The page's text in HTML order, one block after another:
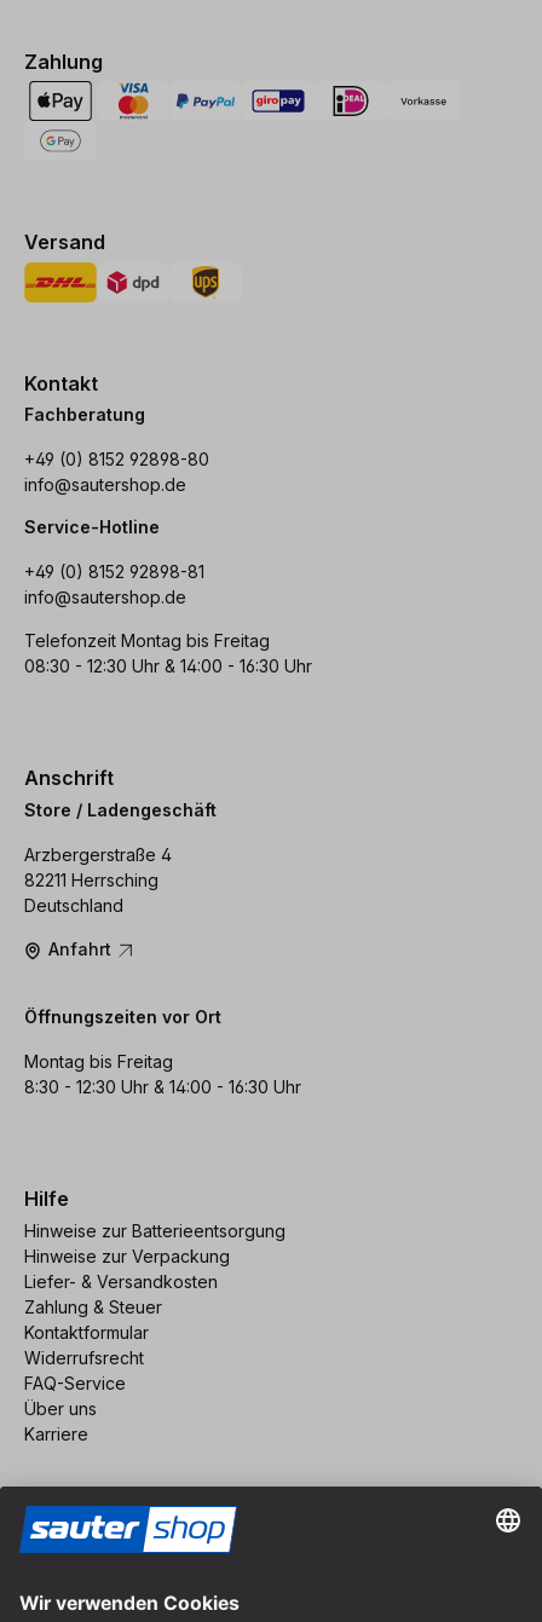
Zahlung
Versand
Kontakt
Fachberatung
+49 (0) 8152 92898-80
info@sautershop.de
Service-Hotline
+49 (0) 8152 92898-81
info@sautershop.de
Telefonzeit Montag bis Freitag
08:30 - 12:30 Uhr & 14:00 - 16:30 Uhr
Anschrift
Store / Ladengeschäft
Arzbergerstraße 4
82211 Herrsching
Deutschland
Anfahrt
Öffnungszeiten vor Ort
Montag bis Freitag
8:30 - 12:30 Uhr & 14:00 - 16:30 Uhr
Hilfe
Hinweise zur Batterieentsorgung
Hinweise zur Verpackung
Liefer- & Versandkosten
Zahlung & Steuer
Kontaktformular
Widerrufsrecht
FAQ-Service
Über uns
Karriere